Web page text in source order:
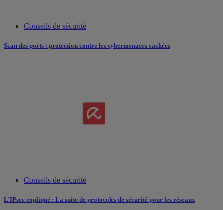
Conseils de sécurité
Scan des ports : protection contre les cybermenaces cachées
Conseils de sécurité
L’IPsec expliqué : La suite de protocoles de sécurité pour les réseaux